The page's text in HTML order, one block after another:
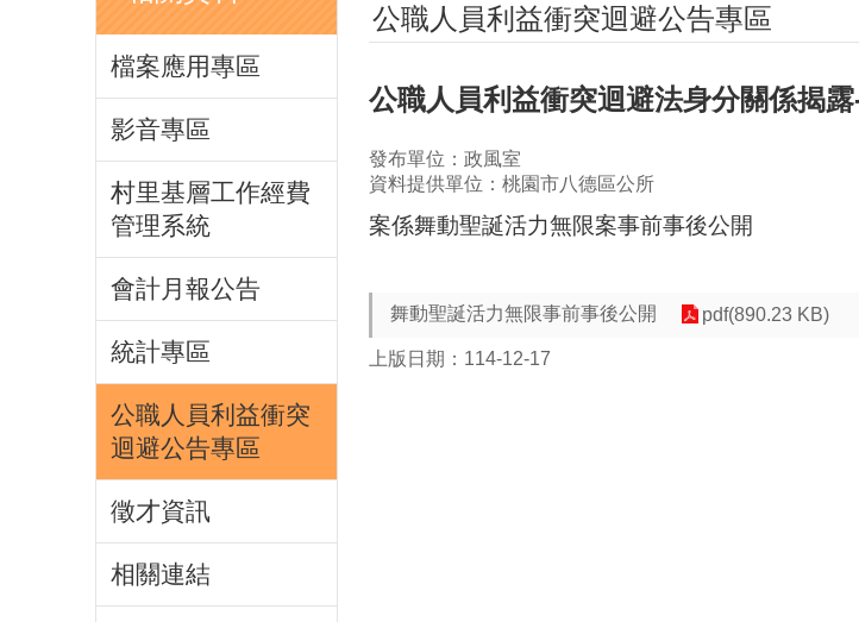
檔案應用專區
影音專區
村里基層工作經費
管理系統
會計月報公告
統計專區
公職人員利益衝突
迴避公告專區
徵才資訊
相關連結
公職人員利益衝突迴避公告專區
公職人員利益衝突迴避法身分關係揭
發布單位：政風室
資料提供單位：桃園市八德區公所
案係舞動聖誕活力無限案事前事後公開
舞動聖誕活力無限事前事後公開 pdf(890.23 KB)
上版日期：114-12-17